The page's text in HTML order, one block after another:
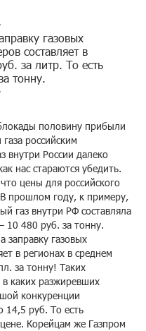
газовых
составляет в
за литр. То есть
тонну.
половину прибыли
российским
внутри России далеко
нас стараются убедить.
цены для российского
прошлом году, к примеру,
газ внутри РФ составляла
480 руб. за тонну.
заправку газовых
в регионах в среднем
за тонну! Таких
каких разжиревших
конкуренции
14,5 руб. То есть
Корейцам же Газпром